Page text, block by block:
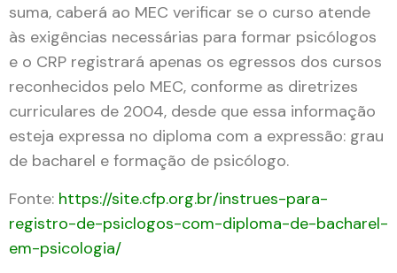
suma, caberá ao MEC verificar se o curso atende
às exigências necessárias para formar psicólogos
e o CRP registrará apenas os egressos dos cursos
reconhecidos pelo MEC, conforme as diretrizes
curriculares de 2004, desde que essa informação
esteja expressa no diploma com a expressão: grau
de bacharel e formação de psicólogo.
Fonte: https://site.cfp.org.br/instrues-para-
registro-de-psiclogos-com-diploma-de-bacharel-
em-psicologia/